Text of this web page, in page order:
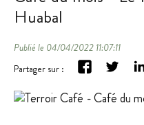
Huabal
Publié le 04/04/2022 11:07:11
Partager sur :